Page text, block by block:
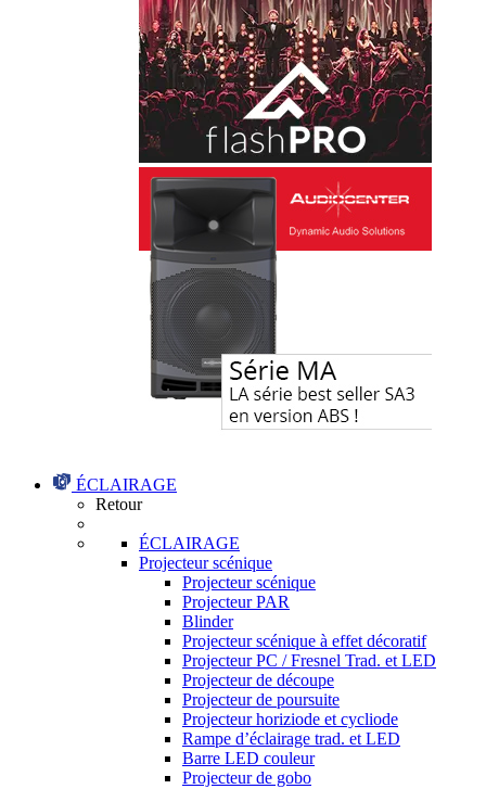
ÉCLAIRAGE
Retour
ÉCLAIRAGE
Projecteur scénique
Projecteur scénique
Projecteur PAR
Blinder
Projecteur scénique à effet décoratif
Projecteur PC / Fresnel Trad. et LED
Projecteur de découpe
Projecteur de poursuite
Projecteur horiziode et cycliode
Rampe d’éclairage trad. et LED
Barre LED couleur
Projecteur de gobo